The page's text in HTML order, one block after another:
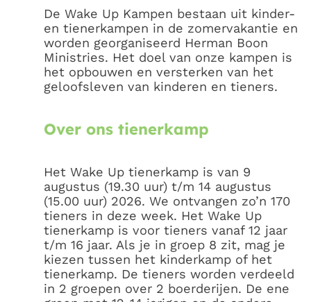
De Wake Up Kampen bestaan uit kinder-
en tienerkampen in de zomervakantie en
worden georganiseerd Herman Boon
Ministries. Het doel van onze kampen is
het opbouwen en versterken van het
geloofsleven van kinderen en tieners.
Over ons tienerkamp
Het Wake Up tienerkamp is van 9
augustus (19.30 uur) t/m 14 augustus
(15.00 uur) 2026. We ontvangen zo’n 170
tieners in deze week. Het Wake Up
tienerkamp is voor tieners vanaf 12 jaar
t/m 16 jaar. Als je in groep 8 zit, mag je
kiezen tussen het kinderkamp of het
tienerkamp. De tieners worden verdeeld
in 2 groepen over 2 boerderijen. De ene